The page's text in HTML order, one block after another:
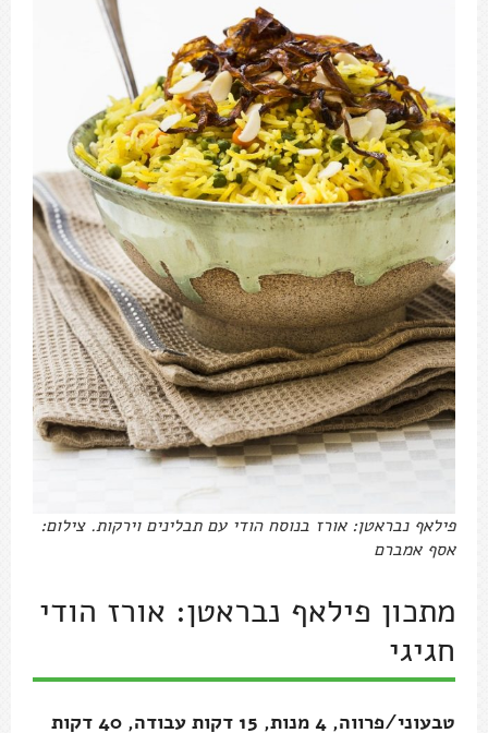
פילאף נבראטן: אורז בנוסח הודי עם תבלינים וירקות. צילום:
אסף אמברם
מתכון פילאף נבראטן: אורז הודי
חגיגי
טבעוני/פרווה, 4 מנות, 15 דקות עבודה, 40 דקות